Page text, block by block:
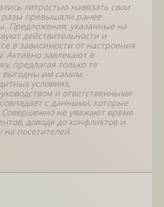
хитростью навязать свои
разы превышали ранее
Предложения, указанные на
действительности и
в зависимости от настроения
Активно завлекают в
предлагая только те
выгодны им самим.
условиях,
и ответственными
с данными, которые
Совершенно не уважают время
доводя до конфликтов и
посетителей.